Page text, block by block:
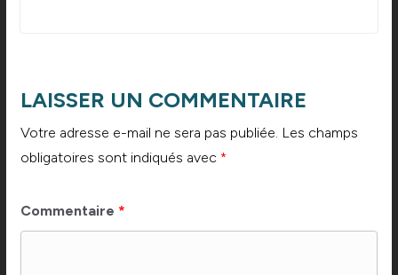
LAISSER UN COMMENTAIRE
Votre adresse e-mail ne sera pas publiée. Les champs
obligatoires sont indiqués avec *
Commentaire *